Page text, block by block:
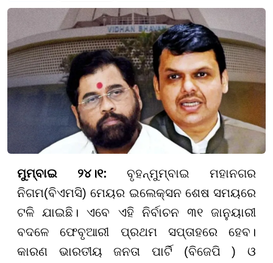
ମୁମ୍ବାଇ ୨୪।୧: ବୃହନ୍ମୁମ୍ବାଇ ମହାନଗର
ନିଗମ(ବିଏମସି) ମେୟର ଇଲେକ୍ସନ ଶେଷ ସମୟରେ
ଟଳି ଯାଇଛି। ଏବେ ଏହି ନିର୍ବାଚନ ୩୧ ଜାନୁୟାରୀ
ବଦଳେ ଫେବୃଆରୀ ପ୍ରଥମ ସପ୍ତାହରେ ହେବ।
କାରଣ ଭାରତୀୟ ଜନତା ପାର୍ଟି (ବିଜେପି ) ଓ